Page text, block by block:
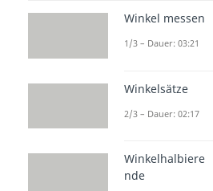
Aber was ist
keine
kannst?
Winkel messen
1/3 – Dauer: 03:21
Winkelsätze
2/3 – Dauer: 02:17
Winkelhalbiere
nde